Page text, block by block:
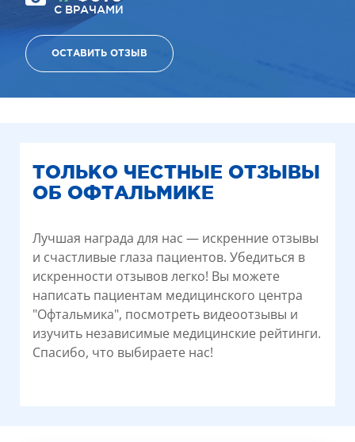
С ВРАЧАМИ
ОСТАВИТЬ ОТЗЫВ
ТОЛЬКО ЧЕСТНЫЕ ОТЗЫВЫ
ОБ ОФТАЛЬМИКЕ
Лучшая награда для нас — искренние отзывы
и счастливые глаза пациентов. Убедиться в
искренности отзывов легко! Вы можете
написать пациентам медицинского центра
"Офтальмика", посмотреть видеоотзывы и
изучить независимые медицинские рейтинги.
Спасибо, что выбираете нас!